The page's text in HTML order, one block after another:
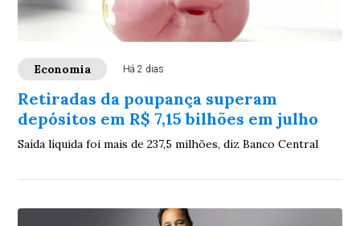
Economia Há 2 dias
Retiradas da poupança superam
depósitos em R$ 7,15 bilhões em julho
Saída líquida foi mais de 237,5 milhões, diz Banco Central